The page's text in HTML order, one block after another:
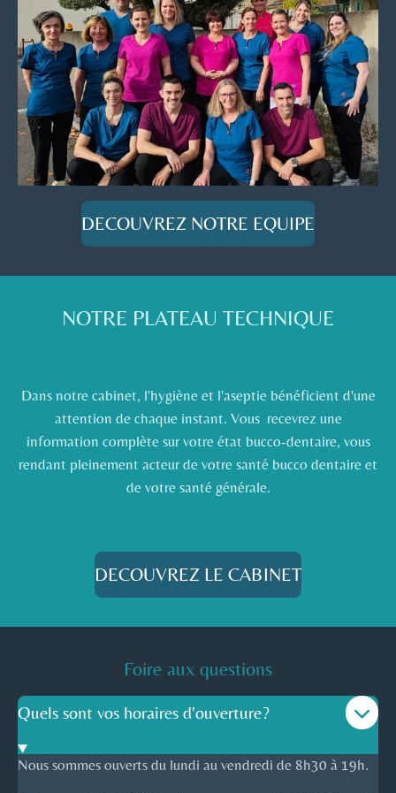
DECOUVREZ NOTRE EQUIPE
NOTRE PLATEAU TECHNIQUE
Dans notre cabinet, l'hygiène et l'aseptie bénéficient d'une
attention de chaque instant. Vous recevrez une
information complète sur votre état bucco-dentaire, vous
rendant pleinement acteur de votre santé bucco dentaire et
de votre santé générale.
DECOUVREZ LE CABINET
Foire aux questions
Quels sont vos horaires d'ouverture?
Nous sommes ouverts du lundi au vendredi de 8h30 à 19h.